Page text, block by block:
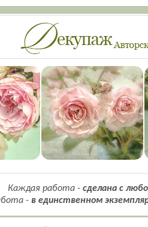
Каждая работа - сделана с
- в единственном